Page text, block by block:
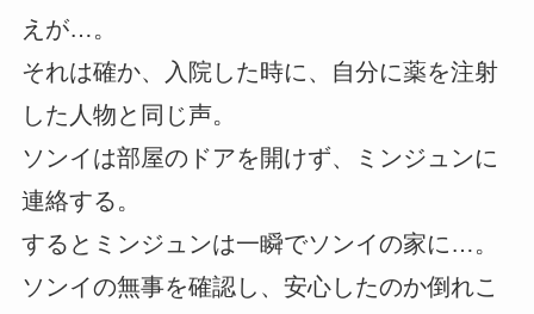
えが…。
それは確か、入院した時に、自分に薬を注射
した人物と同じ声。
ソンイは部屋のドアを開けず、ミンジュンに
連絡する。
するとミンジュンは一瞬でソンイの家に…。
ソンイの無事を確認し、安心したのか倒れこ